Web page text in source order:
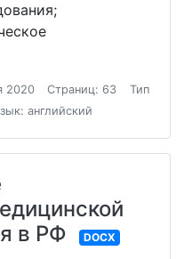
2020 Страниц: 63
Тип
английский
в РФ
DOCX